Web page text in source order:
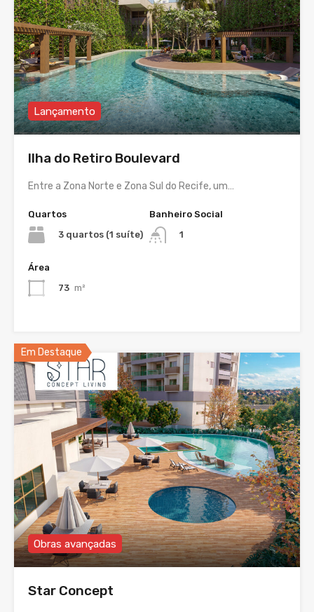
Lançamento
Ilha do Retiro Boulevard
Entre a Zona Norte e Zona Sul do Recife, um…
Quartos
3 quartos (1 suíte)
Banheiro Social
1
Área
73 m²
Em Destaque
Obras avançadas
Star Concept